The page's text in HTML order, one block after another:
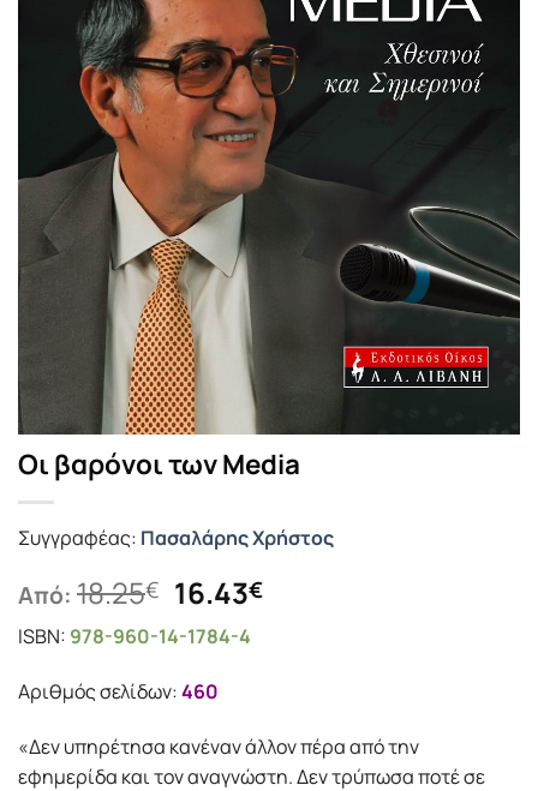
Οι βαρόνοι των Media
Συγγραφέας: Πασαλάρης Χρήστος
Από: 18.25€ Original
price
was:
18.25€.
16.43€Η
ISBN: 978-960-14-1784-4
Αριθμός σελίδων:460
«Δεν υπηρέτησα κανέναν άλλον πέρα από την
εφημερίδα και τον αναγνώστη. Δεν τρύπωσα ποτέ σε